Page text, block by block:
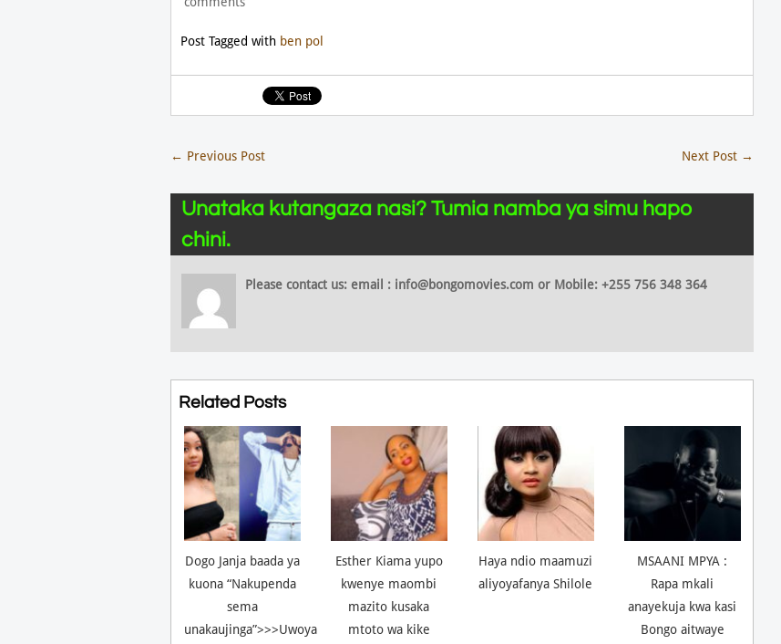
Post Tagged with ben pol
← Previous Post Next Post →
Unataka kutangaza nasi? Tumia namba ya simu hapo
chini.
Please contact us: email : info@bongomovies.com or Mobile: +255 756 348 364
Related Posts
Dogo Janja baada ya
kuona “Nakupenda
sema
unakaujinga”>>>Uwoya
Esther Kiama yupo
kwenye maombi
mazito kusaka
mtoto wa kike
Haya ndio maamuzi
aliyoyafanya Shilole
MSAANI MPYA :
Rapa mkali
anayekuja kwa kasi
Bongo aitwaye